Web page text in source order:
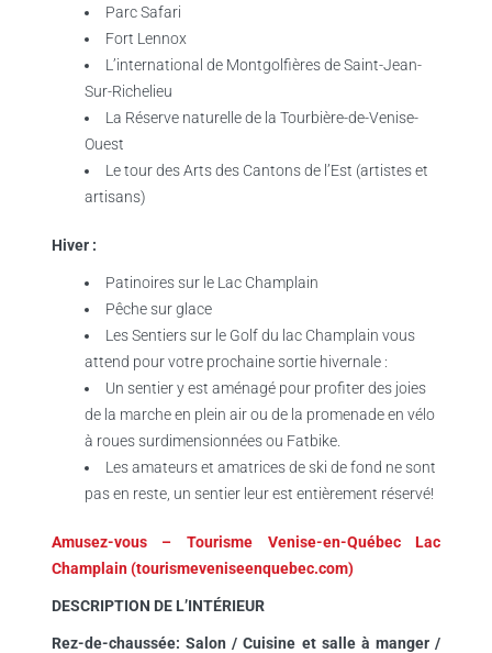
Parc Safari
Fort Lennox
L’international de Montgolfières de Saint-Jean-
Sur-Richelieu
La Réserve naturelle de la Tourbière-de-Venise-
Ouest
Le tour des Arts des Cantons de l’Est (artistes et
artisans)
Hiver :
Patinoires sur le Lac Champlain
Pêche sur glace
Les Sentiers sur le Golf du lac Champlain vous
attend pour votre prochaine sortie hivernale :
Un sentier y est aménagé pour profiter des joies
de la marche en plein air ou de la promenade en vélo
à roues surdimensionnées ou Fatbike.
Les amateurs et amatrices de ski de fond ne sont
pas en reste, un sentier leur est entièrement réservé!
Amusez-vous – Tourisme Venise-en-Québec Lac
Champlain (tourismeveniseenquebec.com)
DESCRIPTION DE L’INTÉRIEUR
Rez-de-chaussée: Salon / Cuisine et salle à manger /